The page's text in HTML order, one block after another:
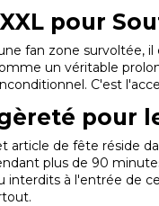
pour
fan zone survoltée,
un véritable
C'est
pour
article de fête réside
plus de 90
interdits à l'entrée de